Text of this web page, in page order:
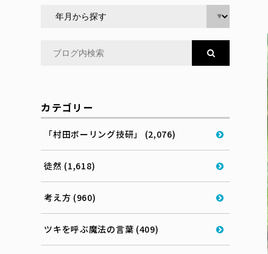
カテゴリー
「村田ボーリング技研」 (2,076)
徒然 (1,618)
考え方 (960)
ツキを呼ぶ魔法の言葉 (409)